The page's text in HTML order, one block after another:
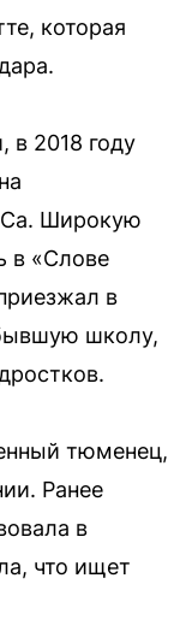
которая
в 2018 году
Широкую
в «Слове
в
школу,
тюменец,
Ранее
в
что ищет